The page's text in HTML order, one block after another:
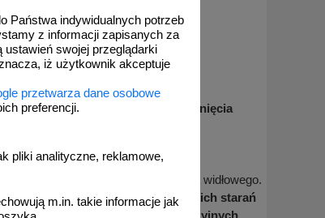
Państwa indywidualnych potrzeb
z informacji zapisanych za
swojej przeglądarki
iż użytkownik akceptuje
przetwarza dane osobowe
preferencji.
pliki analityczne, reklamowe,
m.in. takie informacje jak
drogowych
pozycji i zabezpieczone przed
transportowego celem uniknięcia
pokrytych folią
należy zdejmować ręcznie.
się do pozycji poziomej.
rozładowywać przy pomocy wózka widłowego.
znaków należy dołożyć wszelkich starań
i innych zabezpieczeń antykorozyjnych.